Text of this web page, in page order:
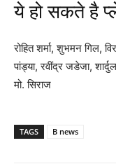
ये हो सकते है
रोहित शर्मा, शुभमन गिल,
पांड्या, रवींद्र जडेजा,
मो. सिराज
TAGS B news